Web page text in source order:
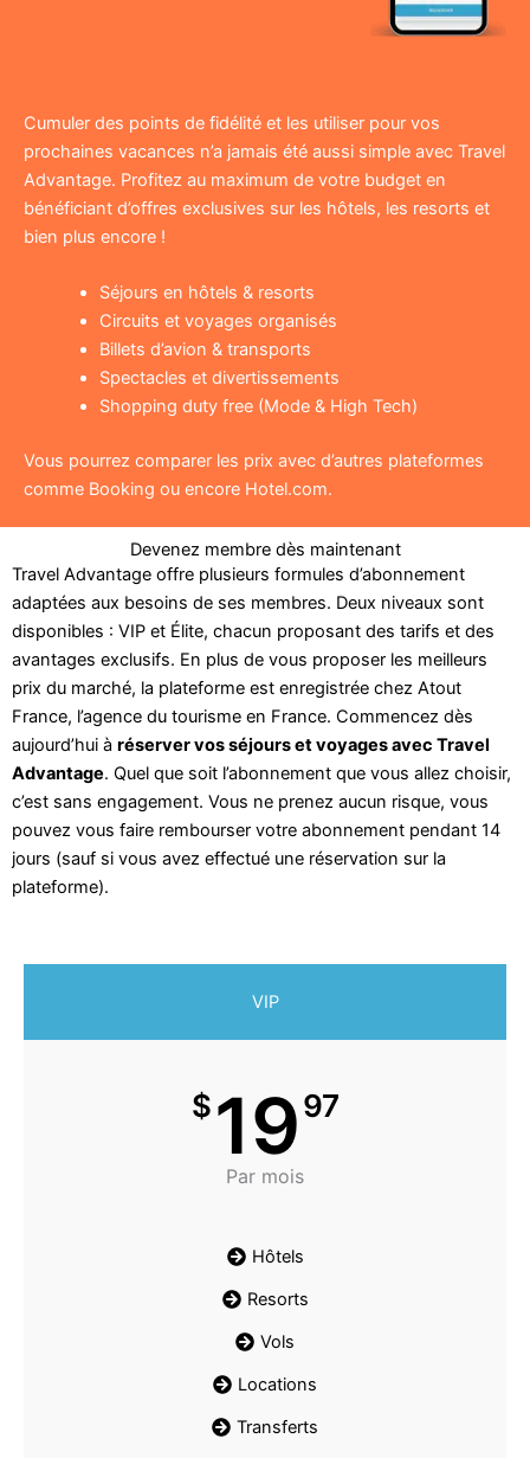
Cumuler des points de fidélité et les utiliser pour vos
prochaines vacances n’a jamais été aussi simple avec Travel
Advantage. Profitez au maximum de votre budget en
bénéficiant d’offres exclusives sur les hôtels, les resorts et
bien plus encore !
Séjours en hôtels & resorts
Circuits et voyages organisés
Billets d’avion & transports
Spectacles et divertissements
Shopping duty free (Mode & High Tech)
Vous pourrez comparer les prix avec d’autres plateformes
comme Booking ou encore Hotel.com.
Devenez membre dès maintenant
Travel Advantage offre plusieurs formules d’abonnement
adaptées aux besoins de ses membres. Deux niveaux sont
disponibles : VIP et Élite, chacun proposant des tarifs et des
avantages exclusifs. En plus de vous proposer les meilleurs
prix du marché, la plateforme est enregistrée chez Atout
France, l’agence du tourisme en France. Commencez dès
aujourd’hui à réserver vos séjours et voyages avec Travel
Advantage. Quel que soit l’abonnement que vous allez choisir,
c’est sans engagement. Vous ne prenez aucun risque, vous
pouvez vous faire rembourser votre abonnement pendant 14
jours (sauf si vous avez effectué une réservation sur la
plateforme).
VIP
$1997
Par mois
Hôtels
Resorts
Vols
Locations
Transferts